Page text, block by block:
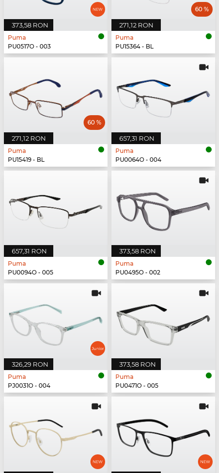
373,58 RON
Puma
PU0517O - 003
271,12 RON
60 %
Puma
PU15364 - BL
271,12 RON
60 %
Puma
PU15419 - BL
657,31 RON
Puma
PU0064O - 004
657,31 RON
Puma
PU0094O - 005
373,58 RON
Puma
PU0495O - 002
326,29 RON
Puma
PJ0031O - 004
373,58 RON
Puma
PU0471O - 005